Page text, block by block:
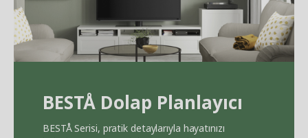
BESTÅ Dolap Planlayıcı
BESTÅSerisi, pratik detaylarıyla hayatınızı